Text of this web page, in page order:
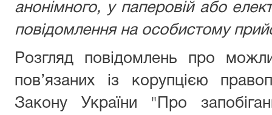
анонімного, у паперовій або
повідомлення на особистому
Розгляд повідомлень про
пов’язаних із корупцією
Закону України "Про